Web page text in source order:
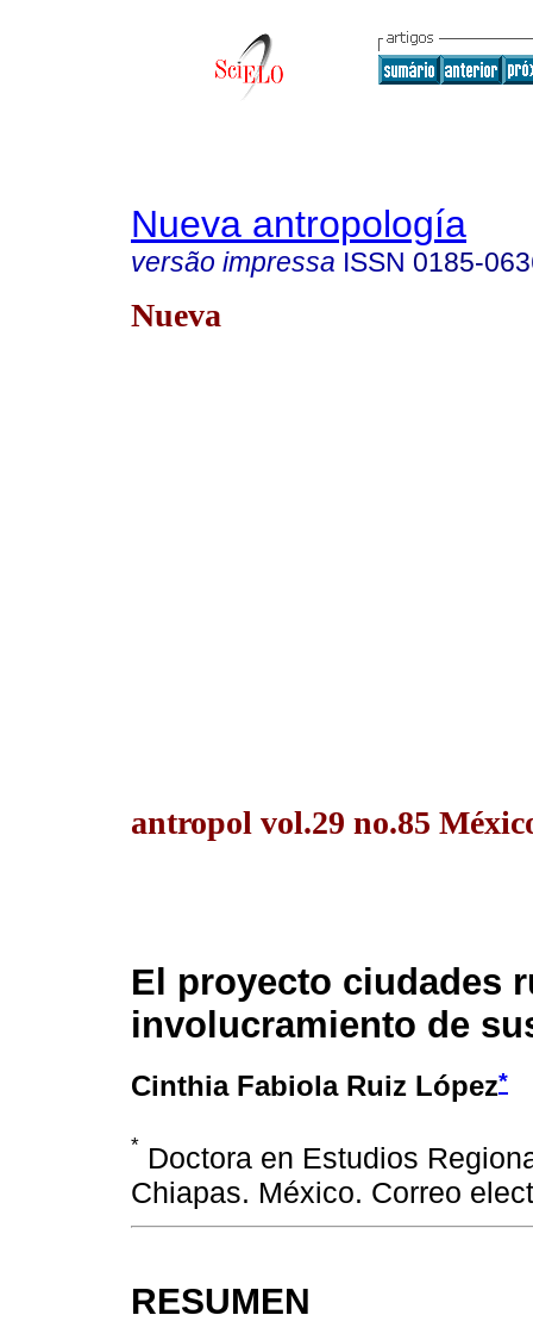
Nueva antropología
versão impressa ISSN 0185-
Nueva
antropol vol.29 no.85
El proyecto ciudades
involucramiento de
Cinthia Fabiola Ruiz López*
* Doctora en Estudios
Chiapas. México. Correo
RESUMEN